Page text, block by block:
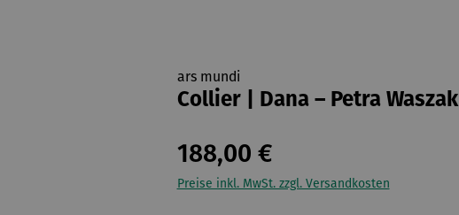
ars mundi
Collier | Dana – Petra Waszak
188,00 €
Preise inkl. MwSt. zzgl. Versandkosten